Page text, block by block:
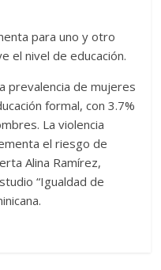
para uno y otro
el nivel de educación.
prevalencia de mujeres
formal, con 3.7%
La violencia
el riesgo de
Alina Ramírez,
“Igualdad de